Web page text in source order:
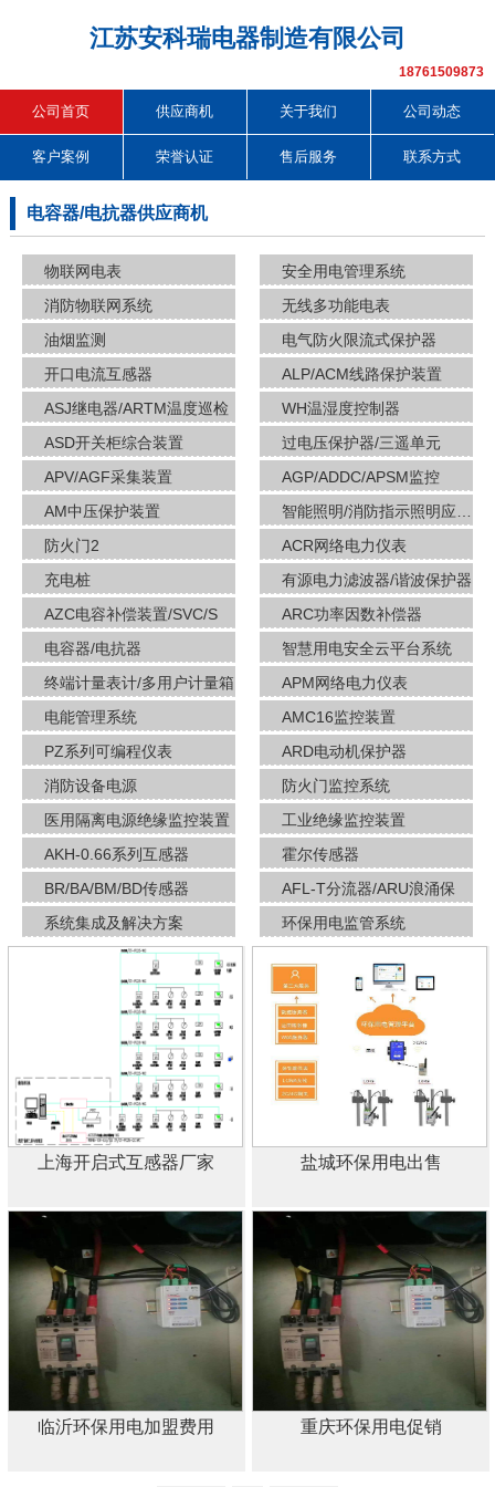
江苏安科瑞电器制造有限公司
18761509873
公司首页 供应商机 关于我们 公司动态
客户案例 荣誉认证 售后服务 联系方式
电容器/电抗器供应商机
物联网电表
安全用电管理系统
消防物联网系统
无线多功能电表
油烟监测
电气防火限流式保护器
开口电流互感器
ALP/ACM线路保护装置
ASJ继电器/ARTM温度巡检
WH温湿度控制器
ASD开关柜综合装置
过电压保护器/三遥单元
APV/AGF采集装置
AGP/ADDC/APSM监控
AM中压保护装置
防火门2
ACR网络电力仪表
充电桩
有源电力滤波器/谐波保护器
AZC电容补偿装置/SVC/S
ARC功率因数补偿器
电容器/电抗器
智慧用电安全云平台系统
终端计量表计/多用户计量箱
APM网络电力仪表
电能管理系统
AMC16监控装置
PZ系列可编程仪表
ARD电动机保护器
消防设备电源
防火门监控系统
医用隔离电源绝缘监控装置
工业绝缘监控装置
AKH-0.66系列互感器
霍尔传感器
BR/BA/BM/BD传感器
AFL-T分流器/ARU浪涌保
系统集成及解决方案
环保用电监管系统
上海开启式互感器厂家 盐城环保用电出售
临沂环保用电加盟费用 重庆环保用电促销